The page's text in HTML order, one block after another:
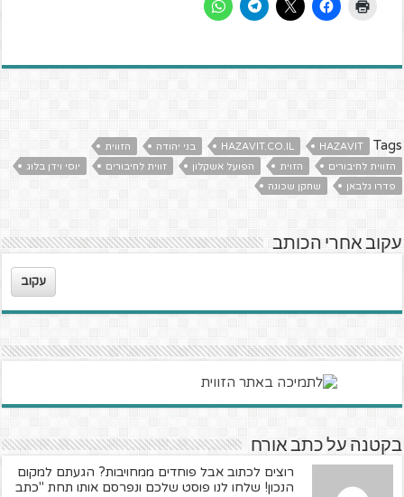
Tags
HAZAVIT
HAZAVIT.CO.IL בני יהודה
הזווית
הזווית לחיבורים
הזוית הפועל אשקלון זווית לחיבורים
יוסי וידן בלוג
פדרו גלבאן
שחקן שכונה
עקוב אחרי הכותב
עקוב
בקטנה על כתב אורח
רוצים לכתוב אבל פוחדים ממחויבות? הגעתם למקום
הנכון! שלחו לנו פוסט שלכם ונפרסם אותו תחת "כתב